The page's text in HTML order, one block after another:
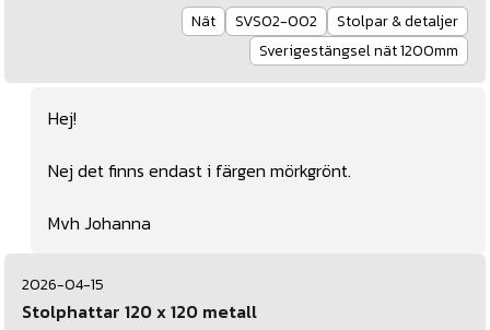
Nät SVS02-002
Stolpar & detaljer
Sverigestängsel nät 1200mm
Hej!
Nej det finns endast i färgen mörkgrönt.
Mvh Johanna
2026-04-15
Stolphattar 120 x 120 metall